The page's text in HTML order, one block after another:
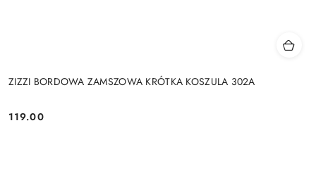
ZIZZI BORDOWA ZAMSZOWA KRÓTKA KOSZULA 302A
Cena:
119.00